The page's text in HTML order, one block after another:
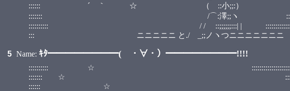
:::::: ´ ｀ ☆ （ ::小;;:）
::::::: /⌒:澤;;ヽ
:::::::::: / / ::;;;;;;:::| |
::: ニニニニニ と./ゝ_;;ノヽつニニニニニニニ
5 Name: ｷﾀ━━━━━━━━( ・∀・）━━━━━━━━!!!!
:::::::::: ☆
::::::: ☆
:::::: ☆
•